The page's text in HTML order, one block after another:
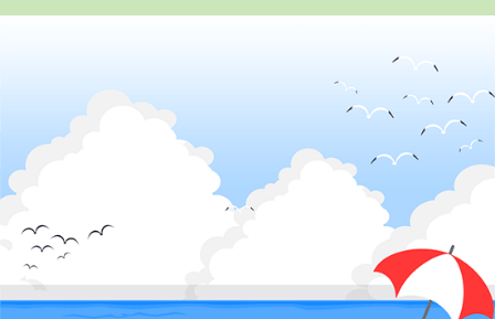
詳 細 予 約
かんおんじ自動
車学校
徳島県
徳島かいふ自動